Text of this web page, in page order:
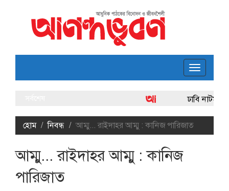
Toggle
ঢাবি নাটমণ্ডলে
হোম
নিবন্ধ আম্মু... রাইদাহর আম্মু : কানিজ পারিজাত
আম্মু... রাইদাহর আম্মু : কানিজ
পারিজাত